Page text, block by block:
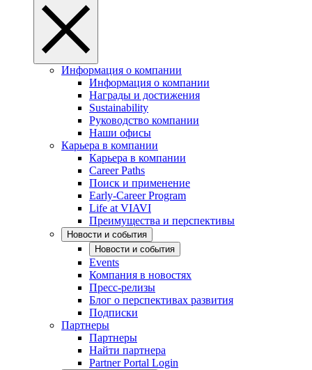
Информация о компании
Информация о компании
Награды и достижения
Sustainability
Руководство компании
Наши офисы
Карьера в компании
Карьера в компании
Career Paths
Поиск и применение
Early-Career Program
Life at VIAVI
Преимущества и перспективы
Новости и события
Новости и события
Events
Компания в новостях
Пресс-релизы
Блог о перспективах развития
Подписки
Партнеры
Партнеры
Найти партнера
Partner Portal Login